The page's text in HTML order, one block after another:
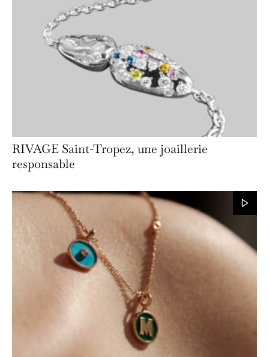
RIVAGE Saint-Tropez, une joaillerie
responsable